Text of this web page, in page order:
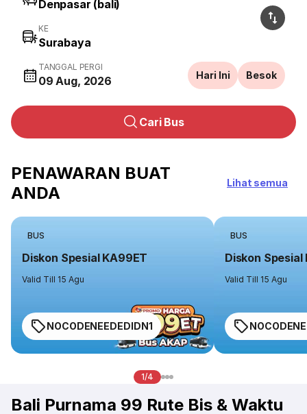
KE
TANGGAL PERGI
09 Aug, 2026 Hari Ini Besok
Cari Bus
PENAWARAN BUAT
ANDA
Lihat semua
BUS
Diskon Spesial KA99ET
Valid Till 15 Agu
NOCODENEEDEDIDN1
BUS
Diskon Spesial
Valid Till 15 Agu
1/4
Bali Purnama 99 Rute Bis & Waktu